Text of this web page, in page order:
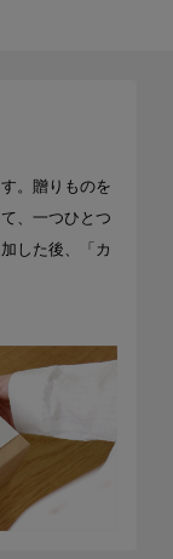
。贈りものを
、一つひとつ
した後、「カ